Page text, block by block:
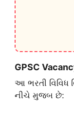
GPSC
​આ ભરતી વિવિધ
નીચે મુજબ છે: